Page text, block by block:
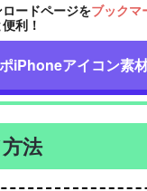
ードページをブックマ
利！
iPhoneアイコン素
法